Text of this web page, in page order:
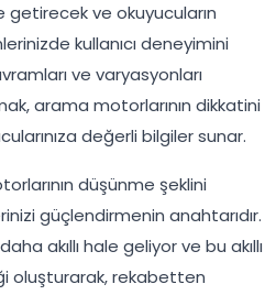
ve okuyucuların
kullanıcı deneyimini
ve varyasyonları
arama motorlarının dikkatini
değerli bilgiler sunar.
düşünme şeklini
güçlendirmenin anahtarıdır.
akıllı hale geliyor ve bu akıllı
oluşturarak, rekabetten